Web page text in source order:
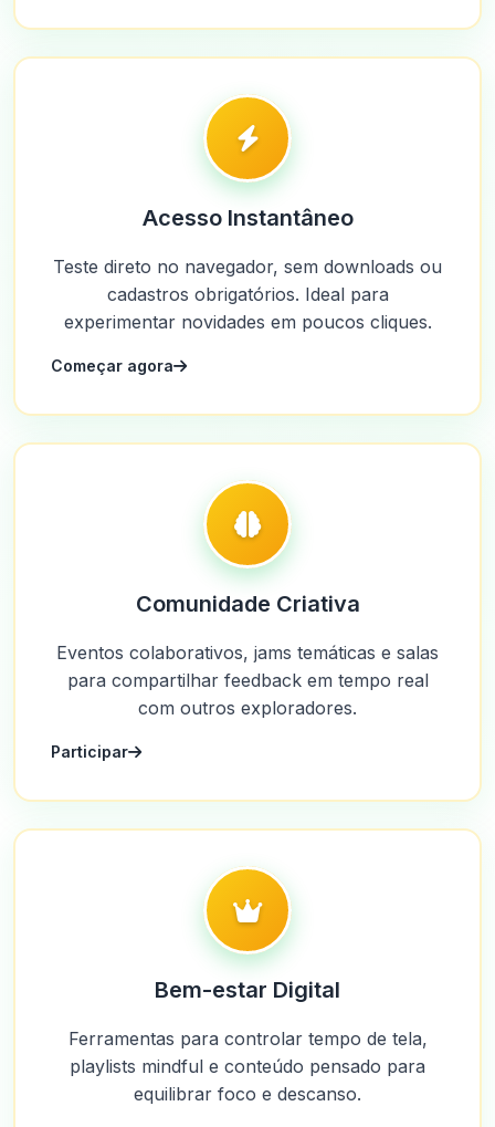
Acesso Instantâneo
Teste direto no navegador, sem downloads ou
cadastros obrigatórios. Ideal para
experimentar novidades em poucos cliques.
Começar agora
Comunidade Criativa
Eventos colaborativos, jams temáticas e salas
para compartilhar feedback em tempo real
com outros exploradores.
Participar
Bem-estar Digital
Ferramentas para controlar tempo de tela,
playlists mindful e conteúdo pensado para
equilibrar foco e descanso.